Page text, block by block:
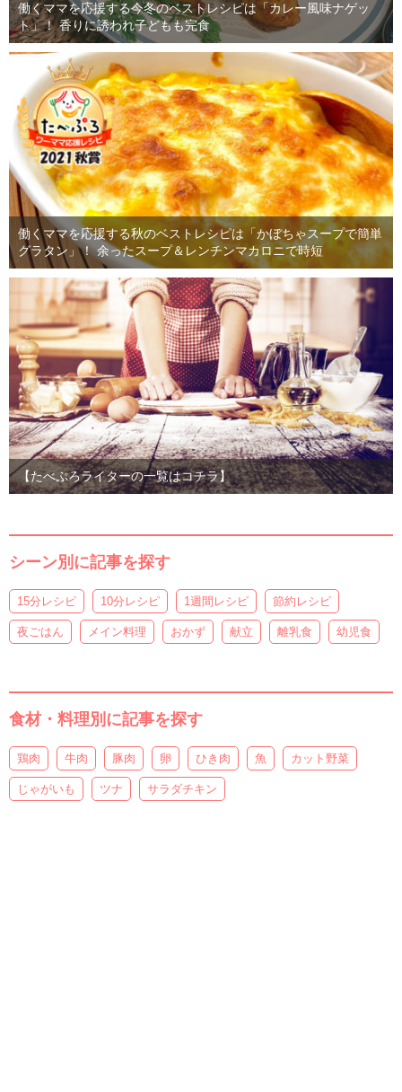
働くママを応援する今冬のベストレシピは「カレー風味ナゲッ
ト」！ 香りに誘われ子どもも完食
働くママを応援する秋のベストレシピは「かぼちゃスープで簡単
グラタン」！ 余ったスープ＆レンチンマカロニで時短
【たべぷろライターの一覧はコチラ】
シーン別に記事を探す
15分レシピ 10分レシピ 1週間レシピ 節約レシピ
夜ごはん メイン料理 おかず 献立 離乳食 幼児食
食材・料理別に記事を探す
鶏肉 牛肉 豚肉 卵 ひき肉 魚 カット野菜
じゃがいも ツナ サラダチキン